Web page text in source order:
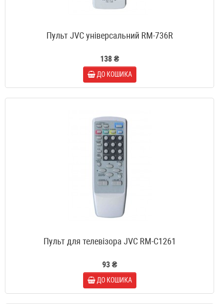
Пульт JVC універсальний RM-736R
138 ₴
ДО КОШИКА
Пульт для телевізора JVC RM-C1261
93 ₴
ДО КОШИКА